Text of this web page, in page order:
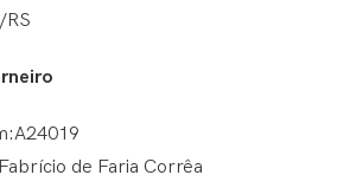
RS
de Faria Corrêa